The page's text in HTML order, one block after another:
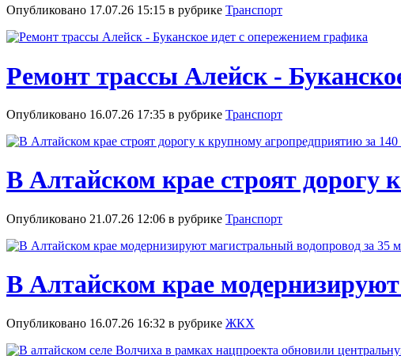
Опубликовано 17.07.26 15:15 в рубрике Транспорт
Ремонт трассы Алейск -
Опубликовано 16.07.26 17:35 в рубрике Транспорт
В Алтайском крае строят дорогу
Опубликовано 21.07.26 12:06 в рубрике Транспорт
В Алтайском крае
Опубликовано 16.07.26 16:32 в рубрике ЖКХ